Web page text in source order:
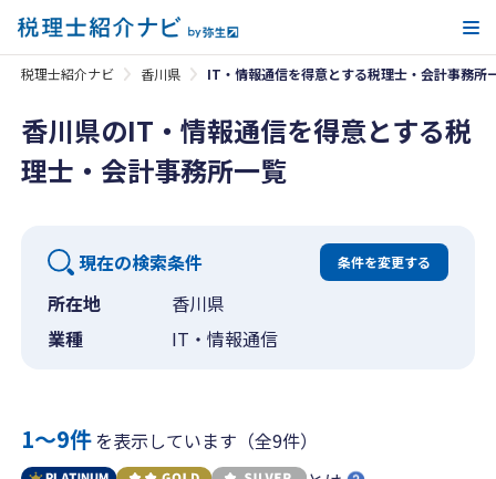
税理士紹介ナビ 香川県 IT・情報通信を得意とする税理士・会計事務所
香川県のIT・情報通信を得意とする税
理士・会計事務所一覧
現在の検索条件 条件を変更する
所在地
香川県
業種
IT・情報通信
1〜9件を表示しています（全9件）